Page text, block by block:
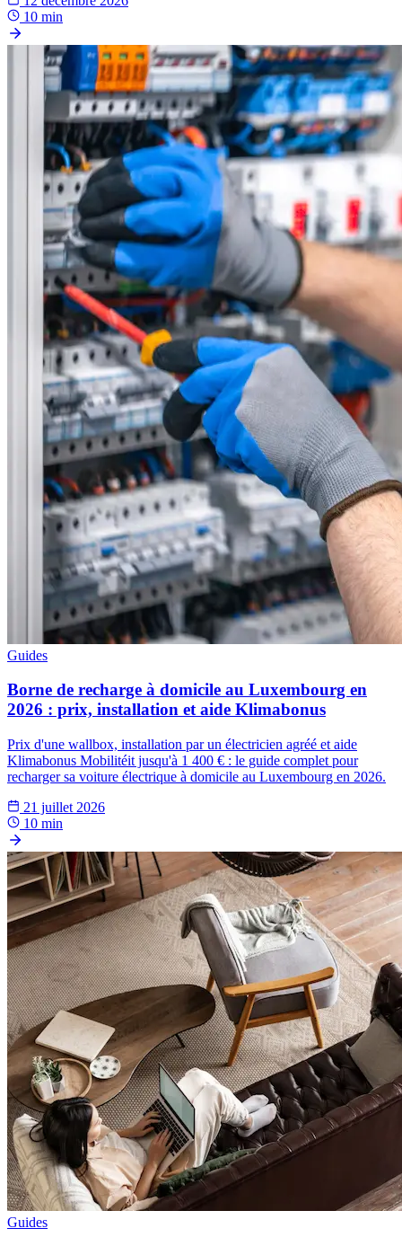
10 min
Guides
Borne de recharge à domicile au Luxembourg en
2026 : prix, installation et aide Klimabonus
Prix d'une wallbox, installation par un électricien agréé et aide
Klimabonus Mobilitéit jusqu'à 1 400 € : le guide complet pour
recharger sa voiture électrique à domicile au Luxembourg en 2026.
21 juillet 2026
10 min
Guides